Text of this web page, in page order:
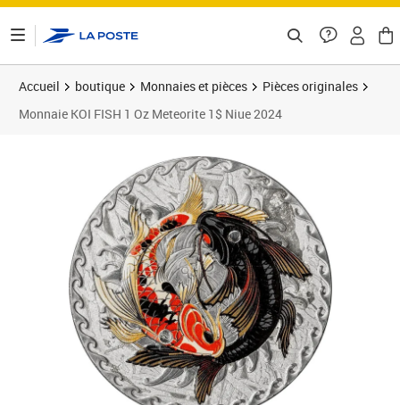
Accueil boutique Monnaies et pièces
Pièces originales
Monnaie KOI FISH 1 Oz Meteorite 1$ Niue 2024